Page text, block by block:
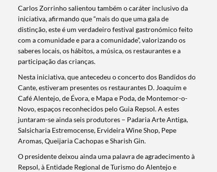
Termo de Pesquisa
Carlos Zorrinho salientou também o caráter inclusivo da
iniciativa, afirmando que “mais do que uma gala de
distinção, este é um verdadeiro festival gastronómico feito
com a comunidade e para a comunidade”, valorizando os
saberes locais, os hábitos, a música, os restaurantes e a
participação das crianças.
Nesta iniciativa, que antecedeu o concerto dos Bandidos do
Cante, estiveram presentes os restaurantes D. Joaquim e
Café Alentejo, de Évora, e Mapa e Poda, de Montemor-o-
Novo, espaços reconhecidos pelo Guia Repsol. A estes
juntaram-se ainda seis produtores – Padaria Arte Antiga,
Salsicharia Estremocense, Ervideira Wine Shop, Pepe
Aromas, Queijaria Cachopas e Sharish Gin.
O presidente deixou ainda uma palavra de agradecimento à
Repsol, à Entidade Regional de Turismo do Alentejo e